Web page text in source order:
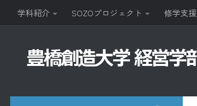
コンテンツへスキップ
学科紹介 SOZOプロジェクト 修学支援